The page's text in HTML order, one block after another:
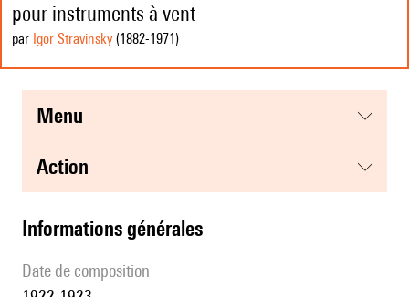
pour instruments à vent
par Igor Stravinsky (1882-1971 )
menu
action
informations générales
date de composition